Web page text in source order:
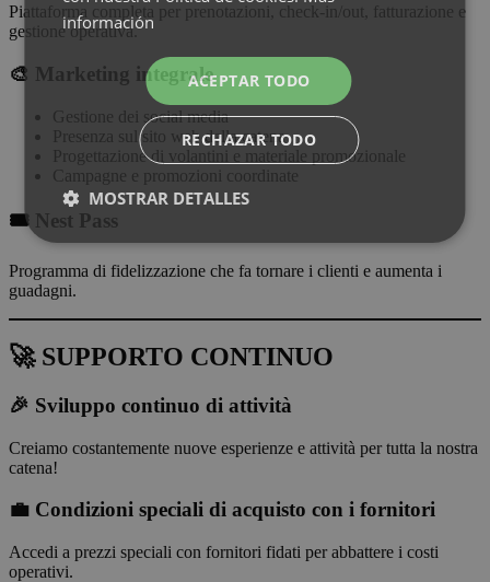
Piattaforma completa per prenotazioni, check-in/out, fatturazione e
gestione operativa.
🎨 Marketing integrale
Gestione dei social media
Presenza sul sito web della catena
Progettazione di volantini e materiale promozionale
Campagne e promozioni coordinate
🎟️ Nest Pass
Programma di fidelizzazione che fa tornare i clienti e aumenta i
guadagni.
🚀 SUPPORTO CONTINUO
🎉 Sviluppo continuo di attività
Creiamo costantemente nuove esperienze e attività per tutta la nostra
catena!
💼 Condizioni speciali di acquisto con i fornitori
Accedi a prezzi speciali con fornitori fidati per abbattere i costi
operativi.
información
ACEPTAR TODO
RECHAZAR TODO
MOSTRAR DETALLES